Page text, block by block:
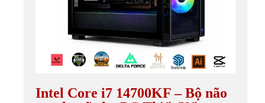
Intel Core i7 14700KF – Bộ não